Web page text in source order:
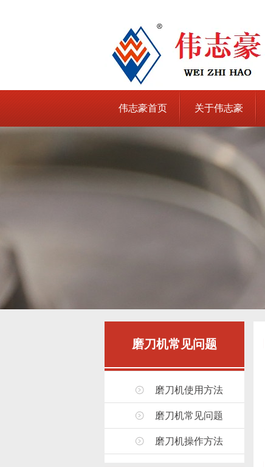
伟志豪首页 关于伟志豪
磨刀机常见问题
磨刀机使用方法
磨刀机常见问题
磨刀机操作方法